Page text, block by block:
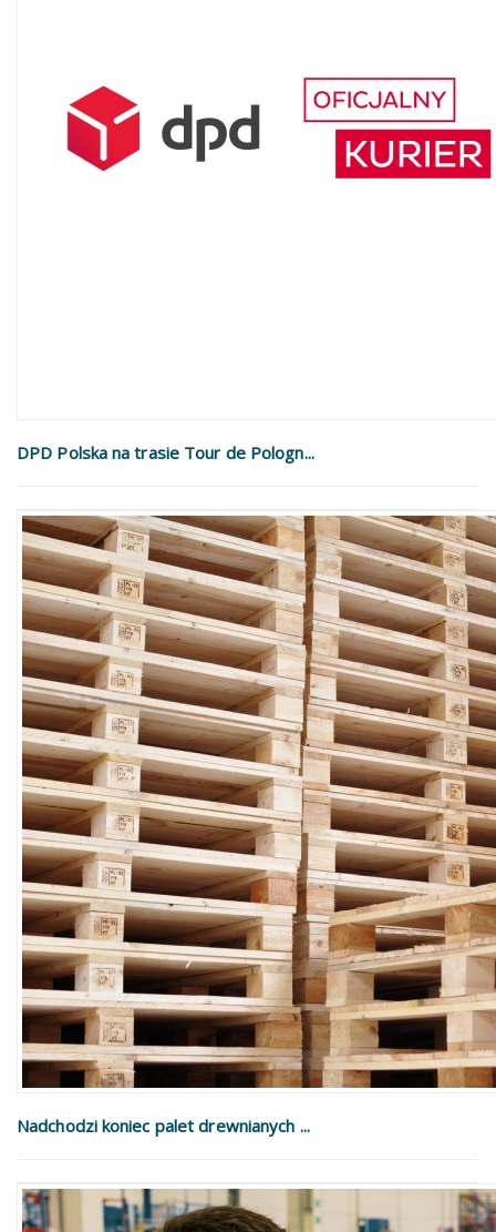
DPD Polska na trasie Tour de Pologn...
Nadchodzi koniec palet drewnianych ...